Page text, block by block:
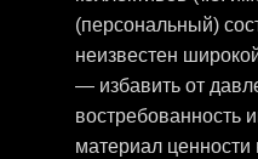
(персональный)
неизвестен
— избавить от
востребованность
материал ценности